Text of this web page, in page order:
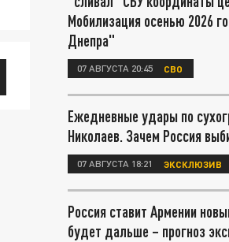
Мобилизация осенью 2026
Днепра"
07 АВГУСТА 20:45 СВО
Ежедневные удары по
Николаев. Зачем Россия
07 АВГУСТА 18:21 ЭКСКЛЮЗИВ
Россия ставит Армении
будет дальше – прогноз